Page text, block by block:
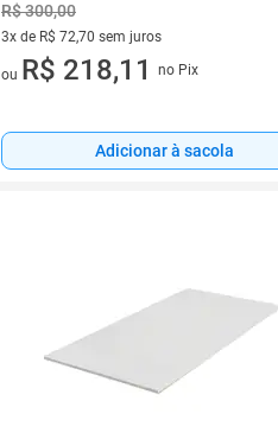
R$ 300,00
3x de R$ 72,70 sem juros
3 vez de R$ 72,70 sem juros
ou R$ 218,11 no Pix
Adicionar à sacola